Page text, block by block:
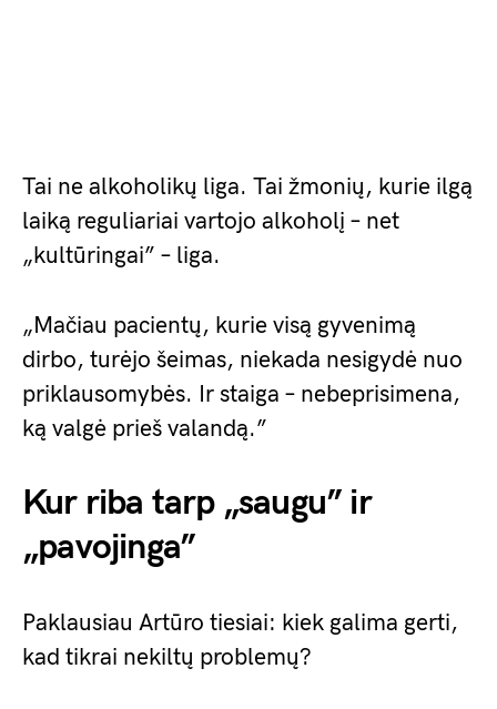
Tai ne alkoholikų liga. Tai žmonių, kurie ilgą
laiką reguliariai vartojo alkoholį – net
„kultūringai” – liga.
„Mačiau pacientų, kurie visą gyvenimą
dirbo, turėjo šeimas, niekada nesigydė nuo
priklausomybės. Ir staiga – nebeprisimena,
ką valgė prieš valandą.”
Kur riba tarp „saugu” ir
„pavojinga”
Paklausiau Artūro tiesiai: kiek galima gerti,
kad tikrai nekiltų problemų?